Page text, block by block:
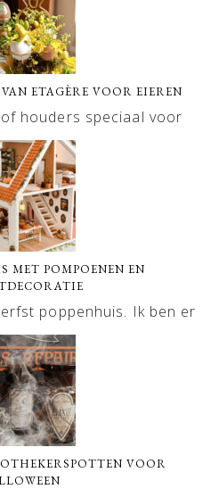
ETAGÈRE VOOR EIEREN
houders speciaal voor
MET POMPOENEN EN
poppenhuis. Ik ben er
VOOR